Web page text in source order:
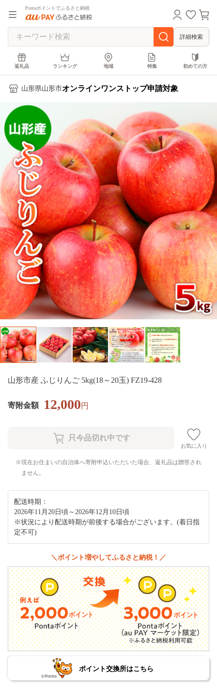
Pontaポイントでふるさと納税
詳細検索
返礼品 ランキング 地域 特集 初めての方
山形県山形市オンラインワンストップ申請対象
山形市産 ふじりんご 5kg(18～20玉) FZ19-428
寄附金額 12,000円
お気に入り
現在お住まいの自治体へ寄附申込いただいた場合、返礼品は贈答され
ません。
配送時期：
2026年11月20日頃～2026年12月10日頃
※状況により配送時期が前後する場合がございます。(着日指
定不可)
＼ポイント増やしてふるさと納税！／
ポイント交換所はこちら